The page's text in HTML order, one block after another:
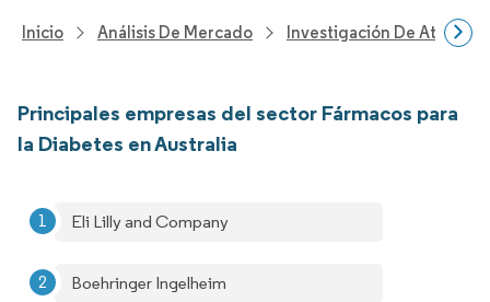
Inicio Análisis De Mercado Investigación De
Principales empresas del sector Fármacos para
la Diabetes en Australia
Eli Lilly and Company
Boehringer Ingelheim